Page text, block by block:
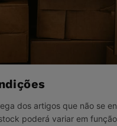
dos artigos que não se
poderá variar em